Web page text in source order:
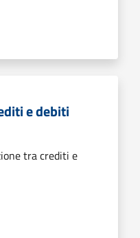
e debiti
tra crediti e